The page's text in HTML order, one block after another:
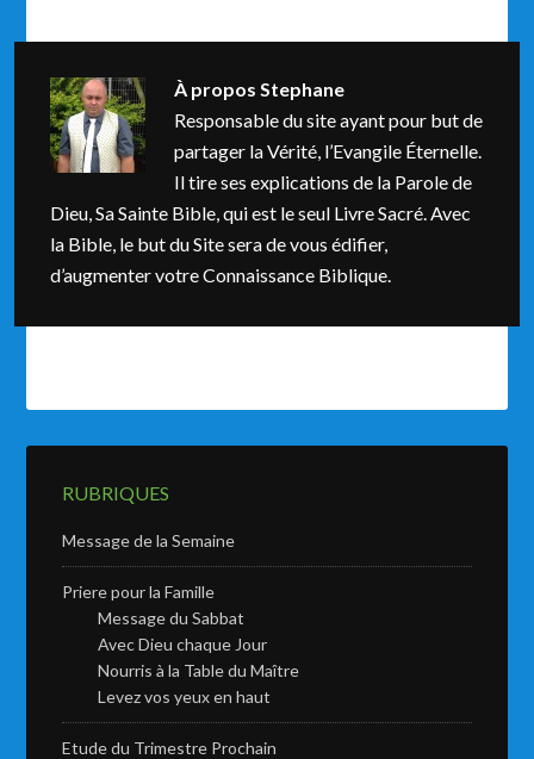
À proposStephane
Responsable du site ayant pour but de
partager la Vérité, l’Evangile Éternelle.
Il tire ses explications de la Parole de
Dieu, Sa Sainte Bible, qui est le seul Livre Sacré. Avec
la Bible, le but du Site sera de vous édifier,
d’augmenter votre Connaissance Biblique.
RUBRIQUES
Message de la Semaine
Priere pour la Famille
Message du Sabbat
Avec Dieu chaque Jour
Nourris à la Table du Maître
Levez vos yeux en haut
Etude du Trimestre Prochain